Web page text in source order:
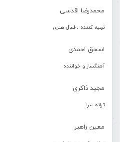
محمدرضا اقدسی
تهیه کننده ، فعال هنری
اسحق احمدی
آهنگساز و خواننده
مجید ذاکری
ترانه سرا
معین راهبر